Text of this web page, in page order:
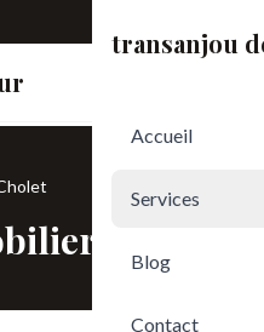
transanjou
Accueil
Services
Blog
Contact
à Cholet